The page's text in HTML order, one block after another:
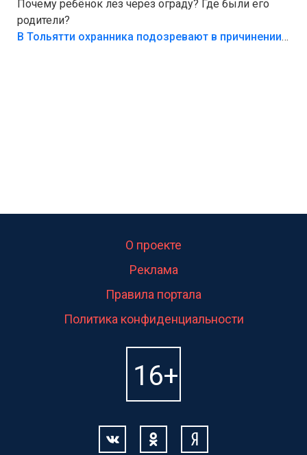
Почему ребёнок лез через ограду? Где были его
родители?
В Тольятти охранника подозревают в причинении смерти ребенку
О проекте
Реклама
Правила портала
Политика конфиденциальности